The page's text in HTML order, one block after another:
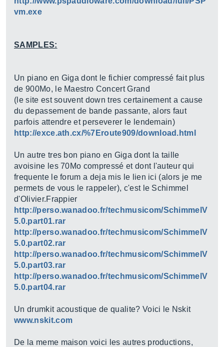
vm.exe
SAMPLES:
Un piano en Giga dont le fichier compressé fait plus
de 900Mo, le Maestro Concert Grand
(le site est souvent down tres certainement a cause
du depassement de bande passante, alors faut
parfois attendre et perseverer le lendemain)
http://exce.ath.cx/%7Eroute909/download.html
Un autre tres bon piano en Giga dont la taille
avoisine les 70Mo compressé et dont l'auteur qui
frequente le forum a deja mis le lien ici (alors je me
permets de vous le rappeler), c'est le Schimmel
d'Olivier.Frappier
http://perso.wanadoo.fr/techmusicom/SchimmelV
5.0.part01.rar
http://perso.wanadoo.fr/techmusicom/SchimmelV
5.0.part02.rar
http://perso.wanadoo.fr/techmusicom/SchimmelV
5.0.part03.rar
http://perso.wanadoo.fr/techmusicom/SchimmelV
5.0.part04.rar
Un drumkit acoustique de qualite? Voici le Nskit
www.nskit.com
De la meme maison voici les autres productions,